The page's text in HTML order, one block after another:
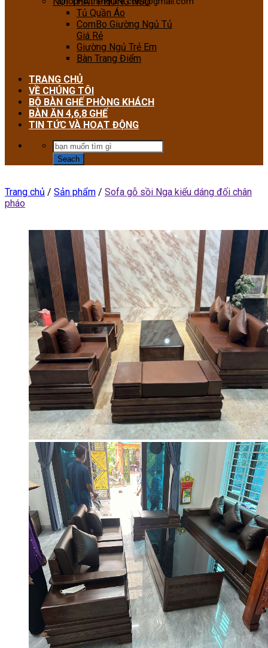
Tủ Quần Áo
ComBo Giường Ngủ Tủ
Giá Rẻ
Giường Ngủ Trẻ Em
Bàn Trang Điểm
TRANG CHỦ
VỀ CHÚNG TÔI
BỘ BÀN GHẾ PHÒNG KHÁCH
BÀN ĂN 4,6,8 GHẾ
TIN TỨC VÀ HOẠT ĐỘNG
Trang chủ / Sản phẩm / Sofa gỗ sồi Nga kiểu dáng đối chân
pháo